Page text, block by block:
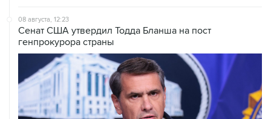
08 августа, 12:23
Сенат США утвердил Тодда Бланша на пост
генпрокурора страны